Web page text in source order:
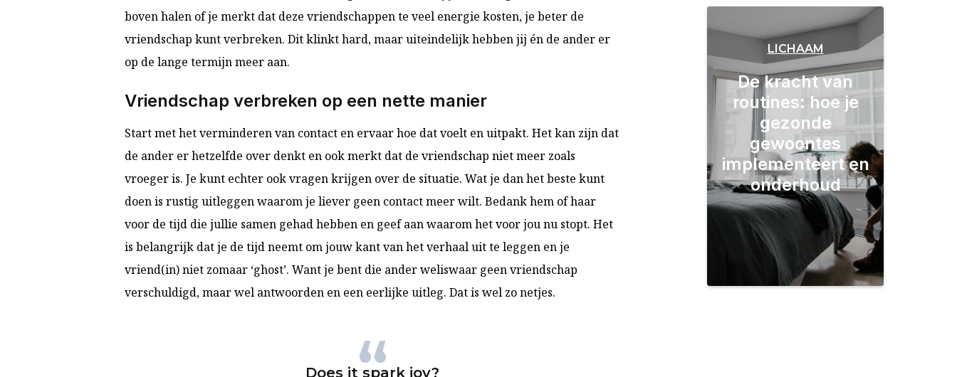
boven halen of je merkt dat deze vriendschappen te veel energie kosten, je beter de
vriendschap kunt verbreken. Dit klinkt hard, maar uiteindelijk hebben jij én de ander er
op de lange termijn meer aan.
Vriendschap verbreken op een nette manier
Start met het verminderen van contact en ervaar hoe dat voelt en uitpakt. Het kan zijn dat
de ander er hetzelfde over denkt en ook merkt dat de vriendschap niet meer zoals
vroeger is. Je kunt echter ook vragen krijgen over de situatie. Wat je dan het beste kunt
doen is rustig uitleggen waarom je liever geen contact meer wilt. Bedank hem of haar
voor de tijd die jullie samen gehad hebben en geef aan waarom het voor jou nu stopt. Het
is belangrijk dat je de tijd neemt om jouw kant van het verhaal uit te leggen en je
vriend(in) niet zomaar ‘ghost’. Want je bent die ander weliswaar geen vriendschap
verschuldigd, maar wel antwoorden en een eerlijke uitleg. Dat is wel zo netjes.
Does it spark joy?
LICHAAM
De kracht van
routines: hoe je
gezonde
gewoontes
implementeert en
onderhoud